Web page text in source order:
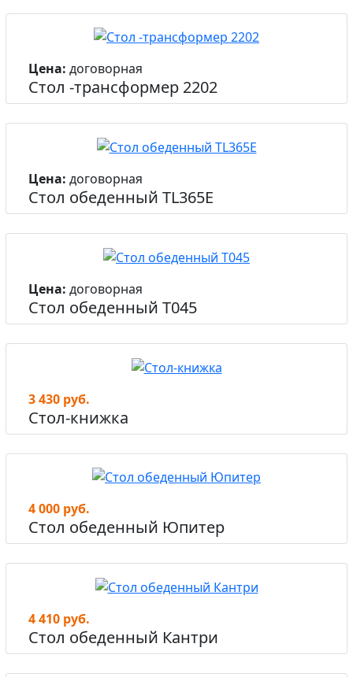
Цена: договорная
Стол -трансформер 2202
Цена: договорная
Стол обеденный TL365E
Цена: договорная
Стол обеденный Т045
3 430 руб.
Стол-книжка
4 000 руб.
Стол обеденный Юпитер
4 410 руб.
Стол обеденный Кантри